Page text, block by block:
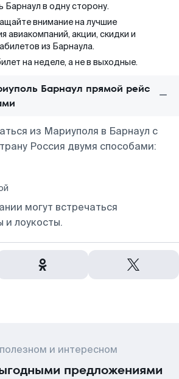
Барнаул в одну сторону.
внимание на лучшие
авиакомпаний, акции, скидки и
из Барнаула.
на неделе, а не в выходные.
Барнаул прямой рейс
из Мариуполя в Барнаул с
Россия двумя способами:
могут встречаться
и лоукосты.
и интересном
предложениями